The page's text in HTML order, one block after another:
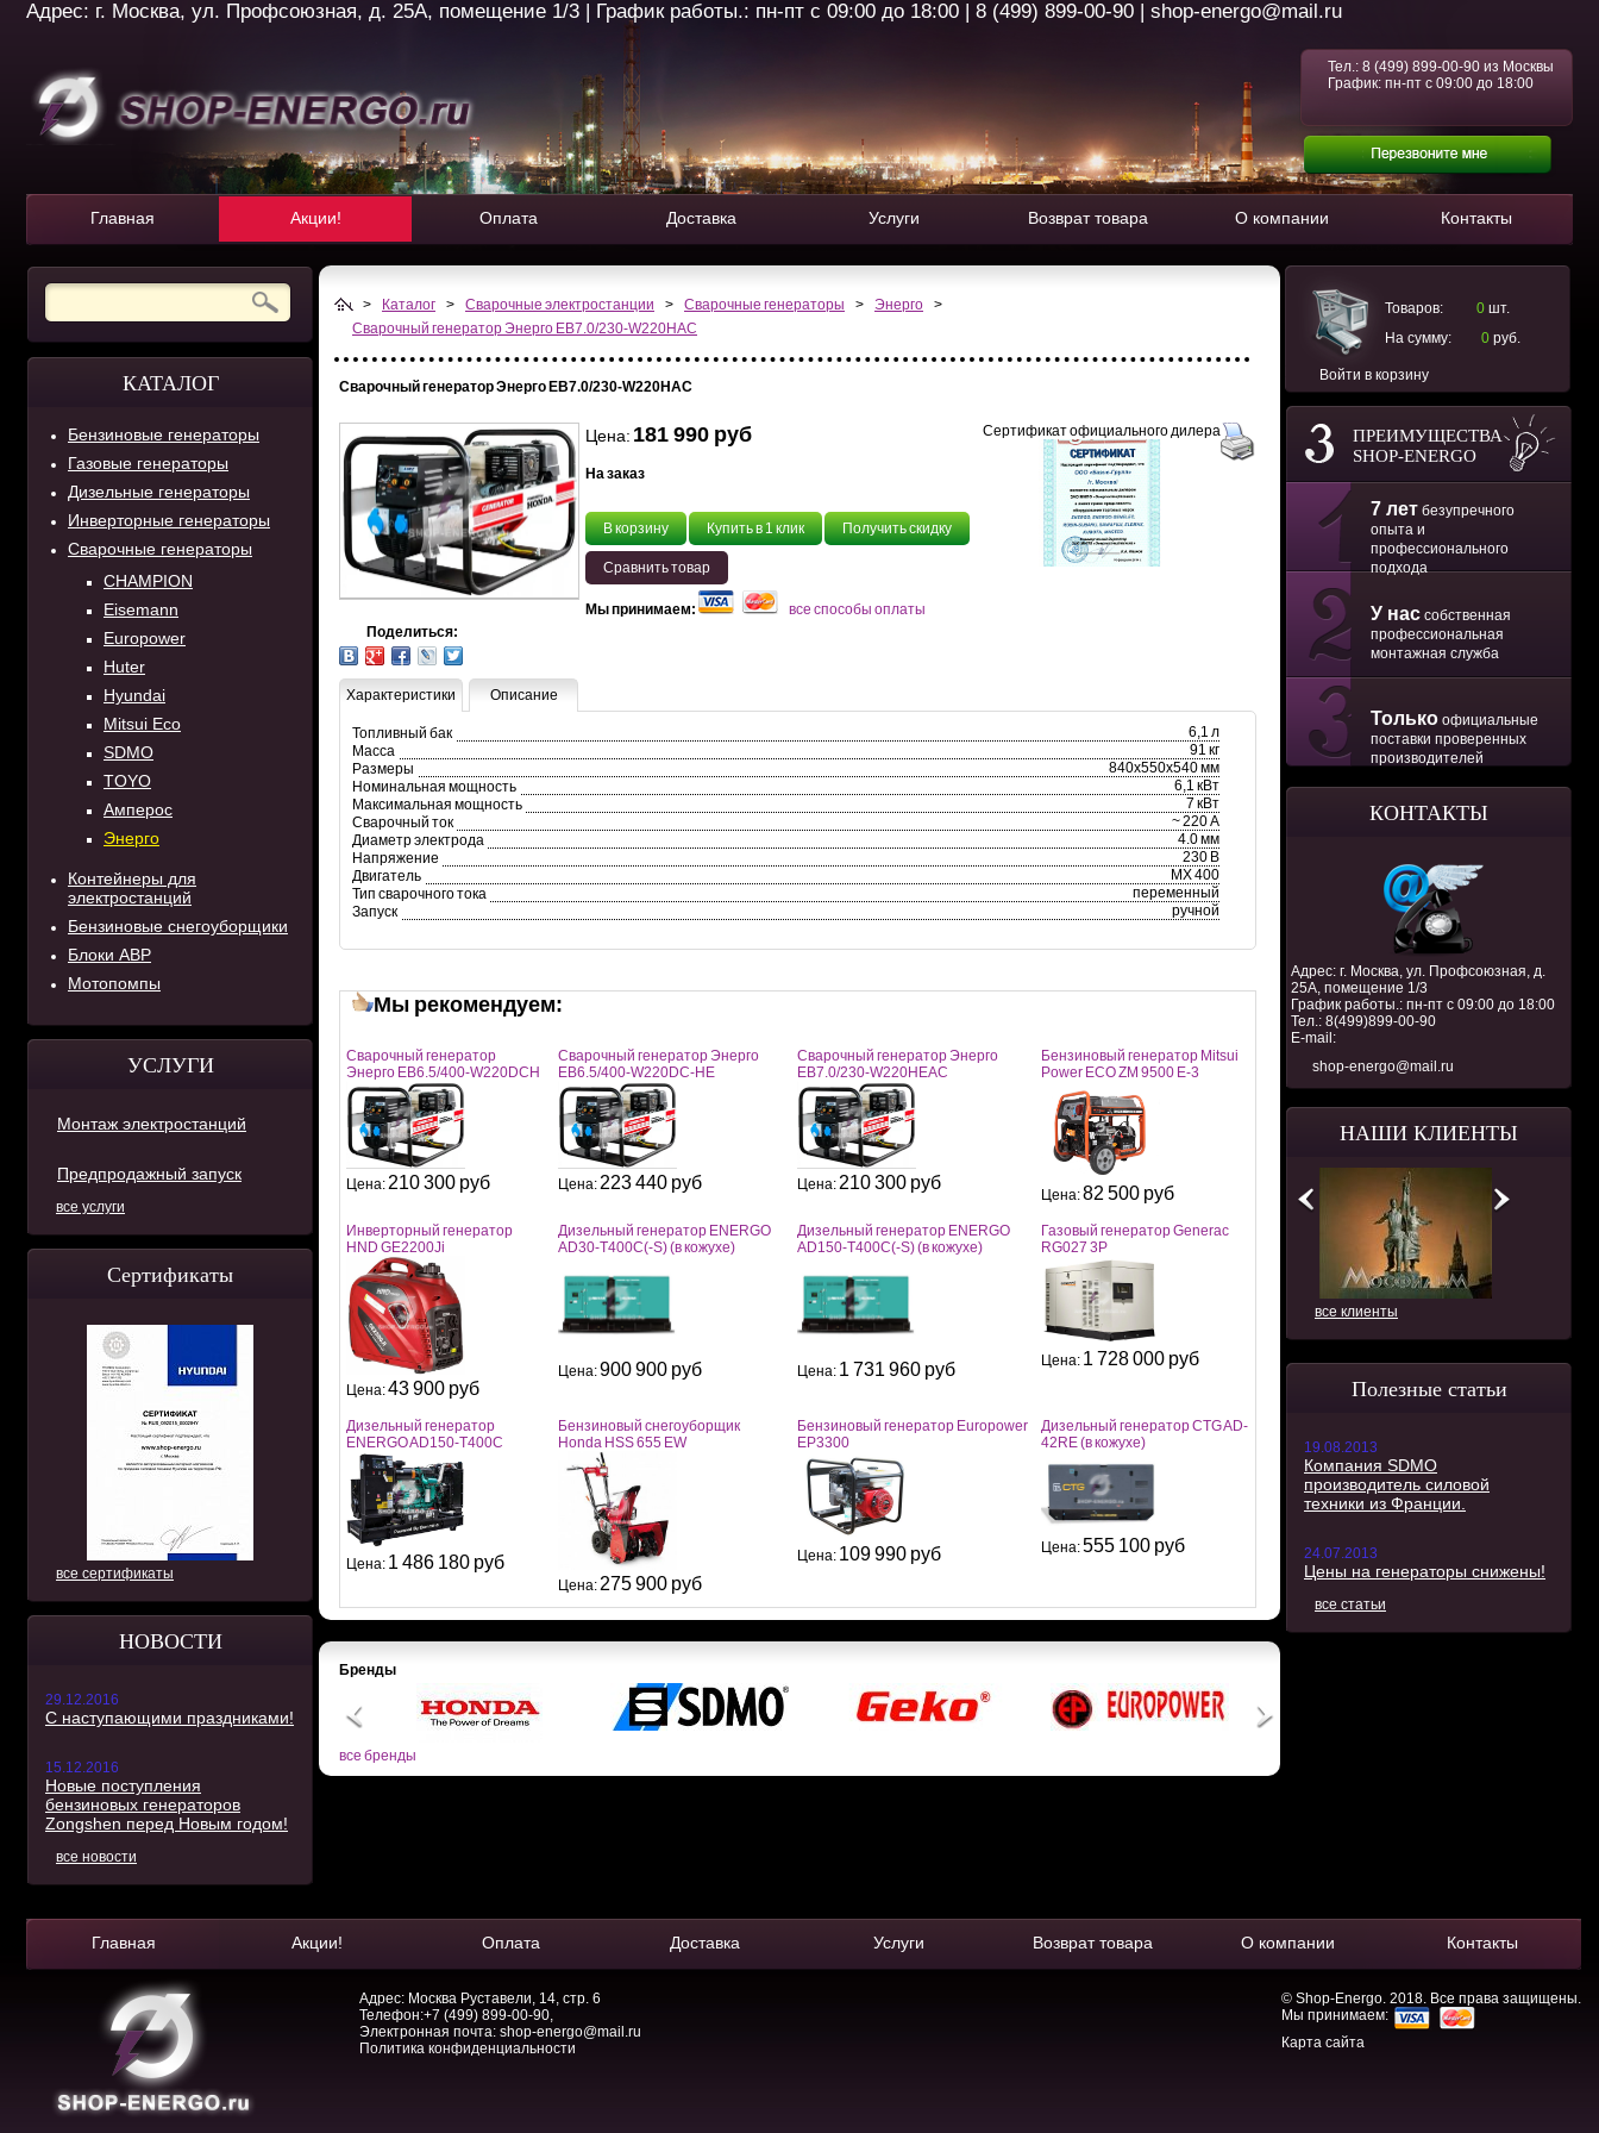
Адрес: г. Москва, ул. Профсоюзная, д. 25А, помещение 1/3 | График работы.: пн-пт с 09:00 до 18:00 | 8 (499) 899-00-90 | shop-energo@mail.ru
Тел.: 8 (499) 899-00-90 из Москвы
График: пн-пт с 09:00 до 18:00
Главная Акции! Оплата Доставка Услуги Возврат товара О компании Контакты
КАТАЛОГ
Бензиновые генераторы
Газовые генераторы
Дизельные генераторы
Инверторные генераторы
Сварочные генераторы
CHAMPION
Eisemann
Europower
Huter
Hyundai
Mitsui Eco
SDMO
TOYO
Амперос
Энерго
Контейнеры для
электростанций
Бензиновые снегоуборщики
Блоки АВР
Мотопомпы
УСЛУГИ
Монтаж электростанций
Предпродажный запуск
все услуги
Сертификаты
все сертификаты
НОВОСТИ
29.12.2016
С наступающими праздниками!
15.12.2016
Новые поступления
бензиновых генераторов
Zongshen перед Новым годом!
все новости
Товаров: 0 шт.
На сумму:
0 руб.
Войти в корзину
ПРЕИМУЩЕСТВА
SHOP-ENERGO
7 лет безупречного
опыта и
профессионального
подхода
У нас собственная
профессиональная
монтажная служба
Только официальные
поставки проверенных
производителей
КОНТАКТЫ
Адрес: г. Москва, ул. Профсоюзная, д.
25А, помещение 1/3
График работы.: пн-пт с 09:00 до 18:00
Тел.: 8(499)899-00-90
E-mail:
shop-energo@mail.ru
НАШИ КЛИЕНТЫ
все клиенты
Полезные статьи
19.08.2013
Компания SDMO
производитель силовой
техники из Франции.
24.07.2013
Цены на генераторы снижены!
все статьи
> Каталог > Сварочные электростанции > Сварочные генераторы > Энерго
>
Сварочный генератор Энерго EB7.0/230-W220HAC
Сварочный генератор Энерго EB7.0/230-W220HAC
Сертификат официального дилера
Цена: 181 990 руб
На заказ
В корзину Купить в 1 клик Получить скидку
Сравнить товар
Мы принимаем:
все способы оплаты
Поделиться:
Характеристики Описание
Топливный бак
6,1 л
Масса
91 кг
Размеры
840х550х540 мм
Номинальная мощность
6,1 кВт
Максимальная мощность
7 кВт
Сварочный ток
~ 220 А
Диаметр электрода
4.0 мм
Напряжение
230 В
Двигатель
MX 400
Тип сварочного тока
переменный
Запуск
ручной
Мы рекомендуем:
Сварочный генератор
Энерго EB6.5/400-W220DCH
Цена: 210 300 руб
Сварочный генератор Энерго
EB6.5/400-W220DC-HE
Цена: 223 440 руб
Сварочный генератор Энерго
EB7.0/230-W220HЕAC
Цена: 210 300 руб
Бензиновый генератор Mitsui
Power ECO ZM 9500 E-3
Цена:82 500 руб
Инверторный генератор
HND GE2200Ji
Цена:43 900 руб
Дизельный генератор ENERGO
AD30-T400C(-S) (в кожухе)
Цена:900 900 руб
Дизельный генератор ENERGO
AD150-T400C(-S) (в кожухе)
Цена: 1 731 960 руб
Газовый генератор Generac
RG027 3P
Цена: 1 728 000 руб
Дизельный генератор
ENERGO AD150-T400C
Цена: 1 486 180 руб
Бензиновый снегоуборщик
Honda HSS 655 EW
Цена: 275 900 руб
Бензиновый генератор Europower
EP3300
Цена: 109 990 руб
Дизельный генератор CTG AD-
42RE (в кожухе)
Цена:555 100 руб
Бренды
все бренды
Главная Акции! Оплата Доставка Услуги Возврат товара О компании Контакты
Адрес: Москва Руставели, 14, стр. 6
Телефон:+7 (499) 899-00-90,
Электронная почта: shop-energo@mail.ru
Политика конфиденциальности
© Shop-Energo. 2018. Все права защищены.
Мы принимаем:
Карта сайта